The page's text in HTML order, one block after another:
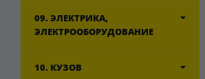
09. ЭЛЕКТРИКА,
ЭЛЕКТРООБОРУДОВАНИЕ
10. КУЗОВ